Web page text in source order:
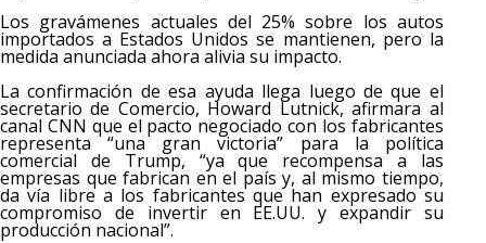
Los gravámenes actuales del 25% sobre los autos
importados a Estados Unidos se mantienen, pero la
medida anunciada ahora alivia su impacto.
La confirmación de esa ayuda llega luego de que el
secretario de Comercio, Howard Lutnick, afirmara al
canal CNN que el pacto negociado con los fabricantes
representa “una gran victoria” para la política
comercial de Trump, “ya que recompensa a las
empresas que fabrican en el país y, al mismo tiempo,
da vía libre a los fabricantes que han expresado su
compromiso de invertir en EE.UU. y expandir su
producción nacional”.